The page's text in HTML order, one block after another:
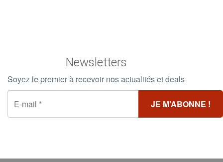
Newsletters
Soyez le premier à recevoir nos actualités et deals